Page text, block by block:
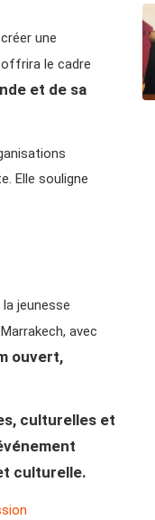
une
le cadre
et de sa
Elle souligne
jeunesse
avec
ouvert,
culturelles et
culturelle.